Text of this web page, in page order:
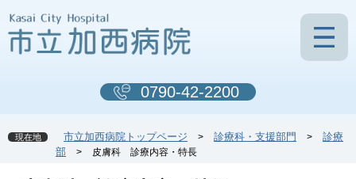
ー
ジ
。
ニ
ュ
て
0790-42-2200
現在地 市立加西病院トップページ > 診療科・支援部門 >
診療
部
> 皮膚科 診療内容・特長